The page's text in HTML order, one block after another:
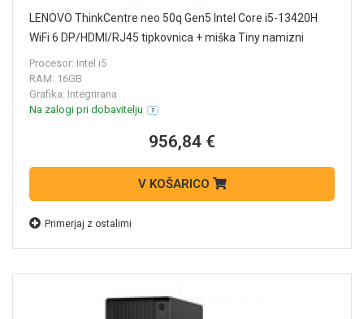
LENOVO ThinkCentre neo 50q Gen5 Intel Core i5-13420H
WiFi 6 DP/HDMI/RJ45 tipkovnica + miška Tiny namizni
računalnik 13B9006HZY
Procesor: Intel i5
RAM: 16GB
Grafika: Integrirana
Na zalogi pri dobavitelju
956,84 €
V KOŠARICO
Primerjaj z ostalimi